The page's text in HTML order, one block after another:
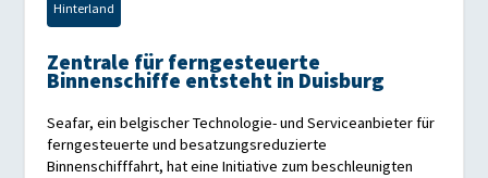
Hinterland
Zentrale für ferngesteuerte
Binnenschiffe entsteht in Duisburg
Seafar, ein belgischer Technologie- und Serviceanbieter für
ferngesteuerte und besatzungsreduzierte
Binnenschifffahrt, hat eine Initiative zum beschleunigten